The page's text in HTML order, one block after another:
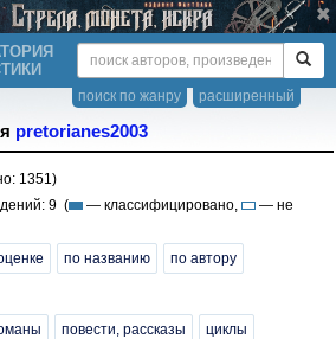
расширенный
поиск по жанру
pretorianes2003
1351)
9 (
— классифицировано,
— не
по названию по автору
повести, рассказы циклы